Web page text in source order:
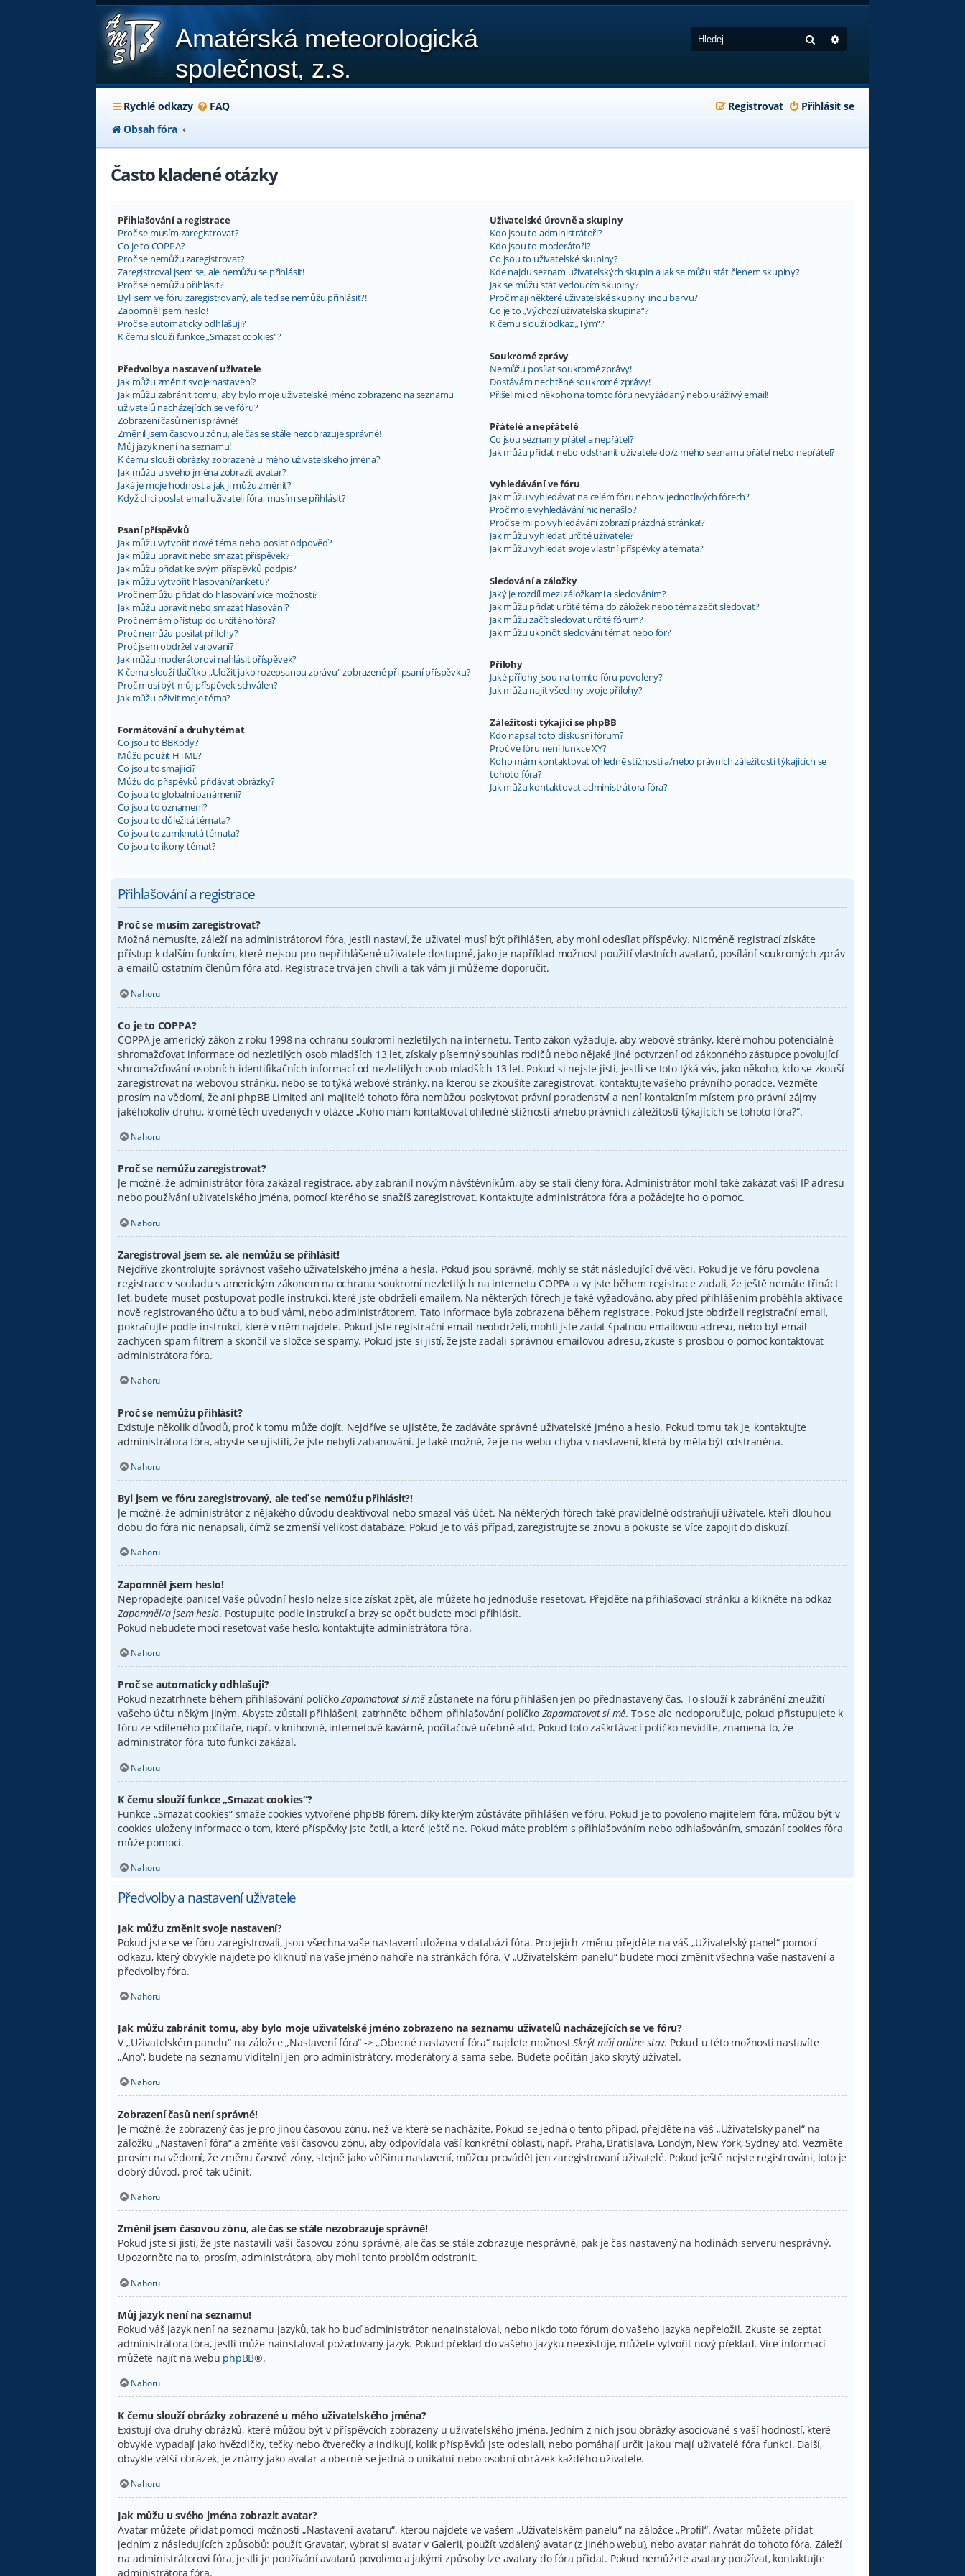
Amatérská meteorologická
společnost, z.s.
Hledat
Rychlé odkazy FAQ Přihlásit se
Registrovat
Obsah fóra
Často kladené otázky
Přihlašování a registrace
Proč se musím zaregistrovat?
Co je to COPPA?
Proč se nemůžu zaregistrovat?
Zaregistroval jsem se, ale nemůžu se přihlásit!
Proč se nemůžu přihlásit?
Byl jsem ve fóru zaregistrovaný, ale teď se nemůžu přihlásit?!
Zapomněl jsem heslo!
Proč se automaticky odhlašuji?
K čemu slouží funkce „Smazat cookies“?
Předvolby a nastavení uživatele
Jak můžu změnit svoje nastavení?
Jak můžu zabránit tomu, aby bylo moje uživatelské jméno zobrazeno na seznamu
uživatelů nacházejících se ve fóru?
Zobrazení časů není správné!
Změnil jsem časovou zónu, ale čas se stále nezobrazuje správně!
Můj jazyk není na seznamu!
K čemu slouží obrázky zobrazené u mého uživatelského jména?
Jak můžu u svého jména zobrazit avatar?
Jaká je moje hodnost a jak ji můžu změnit?
Když chci poslat email uživateli fóra, musím se přihlásit?
Psaní příspěvků
Jak můžu vytvořit nové téma nebo poslat odpověď?
Jak můžu upravit nebo smazat příspěvek?
Jak můžu přidat ke svým příspěvků podpis?
Jak můžu vytvořit hlasování/anketu?
Proč nemůžu přidat do hlasování více možností?
Jak můžu upravit nebo smazat hlasování?
Proč nemám přístup do určitého fóra?
Proč nemůžu posílat přílohy?
Proč jsem obdržel varování?
Jak můžu moderátorovi nahlásit příspěvek?
K čemu slouží tlačítko „Uložit jako rozepsanou zprávu“ zobrazené při psaní příspěvku?
Proč musí být můj příspěvek schválen?
Jak můžu oživit moje téma?
Formátování a druhy témat
Co jsou to BBKódy?
Můžu použít HTML?
Co jsou to smajlíci?
Můžu do příspěvků přidávat obrázky?
Co jsou to globální oznámení?
Co jsou to oznámení?
Co jsou to důležitá témata?
Co jsou to zamknutá témata?
Co jsou to ikony témat?
Uživatelské úrovně a skupiny
Kdo jsou to administrátoři?
Kdo jsou to moderátoři?
Co jsou to uživatelské skupiny?
Kde najdu seznam uživatelských skupin a jak se můžu stát členem skupiny?
Jak se můžu stát vedoucím skupiny?
Proč mají některé uživatelské skupiny jinou barvu?
Co je to „Výchozí uživatelská skupina“?
K čemu slouží odkaz „Tým“?
Soukromé zprávy
Nemůžu posílat soukromé zprávy!
Dostávám nechtěné soukromé zprávy!
Přišel mi od někoho na tomto fóru nevyžádaný nebo urážlivý email!
Přátelé a nepřátelé
Co jsou seznamy přátel a nepřátel?
Jak můžu přidat nebo odstranit uživatele do/z mého seznamu přátel nebo nepřátel?
Vyhledávání ve fóru
Jak můžu vyhledávat na celém fóru nebo v jednotlivých fórech?
Proč moje vyhledávání nic nenašlo?
Proč se mi po vyhledávání zobrazí prázdná stránka!?
Jak můžu vyhledat určité uživatele?
Jak můžu vyhledat svoje vlastní příspěvky a témata?
Sledování a záložky
Jaký je rozdíl mezi záložkami a sledováním?
Jak můžu přidat určité téma do záložek nebo téma začít sledovat?
Jak můžu začít sledovat určité fórum?
Jak můžu ukončit sledování témat nebo fór?
Přílohy
Jaké přílohy jsou na tomto fóru povoleny?
Jak můžu najít všechny svoje přílohy?
Záležitosti týkající se phpBB
Kdo napsal toto diskusní fórum?
Proč ve fóru není funkce XY?
Koho mám kontaktovat ohledně stížnosti a/nebo právních záležitostí týkajících se
tohoto fóra?
Jak můžu kontaktovat administrátora fóra?
Přihlašování a registrace
Proč se musím zaregistrovat?
Možná nemusíte, záleží na administrátorovi fóra, jestli nastaví, že uživatel musí být přihlášen, aby mohl odesílat příspěvky. Nicméně registrací získáte
přístup k dalším funkcím, které nejsou pro nepřihlášené uživatele dostupné, jako je například možnost použití vlastních avatarů, posílání soukromých zpráv
a emailů ostatním členům fóra atd. Registrace trvá jen chvíli a tak vám ji můžeme doporučit.
Nahoru
Co je to COPPA?
COPPA je americký zákon z roku 1998 na ochranu soukromí nezletilých na internetu. Tento zákon vyžaduje, aby webové stránky, které mohou potenciálně
shromažďovat informace od nezletilých osob mladších 13 let, získaly písemný souhlas rodičů nebo nějaké jiné potvrzení od zákonného zástupce povolující
shromažďování osobních identifikačních informací od nezletilých osob mladších 13 let. Pokud si nejste jisti, jestli se toto týká vás, jako někoho, kdo se zkouší
zaregistrovat na webovou stránku, nebo se to týká webové stránky, na kterou se zkoušíte zaregistrovat, kontaktujte vašeho právního poradce. Vezměte
prosím na vědomí, že ani phpBB Limited ani majitelé tohoto fóra nemůžou poskytovat právní poradenství a není kontaktním místem pro právní zájmy
jakéhokoliv druhu, kromě těch uvedených v otázce „Koho mám kontaktovat ohledně stížnosti a/nebo právních záležitostí týkajících se tohoto fóra?“.
Nahoru
Proč se nemůžu zaregistrovat?
Je možné, že administrátor fóra zakázal registrace, aby zabránil novým návštěvníkům, aby se stali členy fóra. Administrátor mohl také zakázat vaši IP adresu
nebo používání uživatelského jména, pomocí kterého se snažíš zaregistrovat. Kontaktujte administrátora fóra a požádejte ho o pomoc.
Nahoru
Zaregistroval jsem se, ale nemůžu se přihlásit!
Nejdříve zkontrolujte správnost vašeho uživatelského jména a hesla. Pokud jsou správné, mohly se stát následující dvě věci. Pokud je ve fóru povolena
registrace v souladu s americkým zákonem na ochranu soukromí nezletilých na internetu COPPA a vy jste během registrace zadali, že ještě nemáte třináct
let, budete muset postupovat podle instrukcí, které jste obdrželi emailem. Na některých fórech je také vyžadováno, aby před přihlášením proběhla aktivace
nově registrovaného účtu a to buď vámi, nebo administrátorem. Tato informace byla zobrazena během registrace. Pokud jste obdrželi registrační email,
pokračujte podle instrukcí, které v něm najdete. Pokud jste registrační email neobdrželi, mohli jste zadat špatnou emailovou adresu, nebo byl email
zachycen spam filtrem a skončil ve složce se spamy. Pokud jste si jistí, že jste zadali správnou emailovou adresu, zkuste s prosbou o pomoc kontaktovat
administrátora fóra.
Nahoru
Proč se nemůžu přihlásit?
Existuje několik důvodů, proč k tomu může dojít. Nejdříve se ujistěte, že zadáváte správné uživatelské jméno a heslo. Pokud tomu tak je, kontaktujte
administrátora fóra, abyste se ujistili, že jste nebyli zabanováni. Je také možné, že je na webu chyba v nastavení, která by měla být odstraněna.
Nahoru
Byl jsem ve fóru zaregistrovaný, ale teď se nemůžu přihlásit?!
Je možné, že administrátor z nějakého důvodu deaktivoval nebo smazal váš účet. Na některých fórech také pravidelně odstraňují uživatele, kteří dlouhou
dobu do fóra nic nenapsali, čímž se zmenší velikost databáze. Pokud je to váš případ, zaregistrujte se znovu a pokuste se více zapojit do diskuzí.
Nahoru
Zapomněl jsem heslo!
Nepropadejte panice! Vaše původní heslo nelze sice získat zpět, ale můžete ho jednoduše resetovat. Přejděte na přihlašovací stránku a klikněte na odkaz
Zapomněl/a jsem heslo. Postupujte podle instrukcí a brzy se opět budete moci přihlásit.
Pokud nebudete moci resetovat vaše heslo, kontaktujte administrátora fóra.
Nahoru
Proč se automaticky odhlašuji?
Pokud nezatrhnete během přihlašování políčkoZapamatovat si mě zůstanete na fóru přihlášen jen po přednastavený čas. To slouží k zabránění zneužití
vašeho účtu někým jiným. Abyste zůstali přihlášeni, zatrhněte během přihlašování políčko Zapamatovat si mě. To se ale nedoporučuje, pokud přistupujete k
fóru ze sdíleného počítače, např. v knihovně, internetové kavárně, počítačové učebně atd. Pokud toto zaškrtávací políčko nevidíte, znamená to, že
administrátor fóra tuto funkci zakázal.
Nahoru
K čemu slouží funkce „Smazat cookies“?
Funkce „Smazat cookies“ smaže cookies vytvořené phpBB fórem, díky kterým zůstáváte přihlášen ve fóru. Pokud je to povoleno majitelem fóra, můžou být v
cookies uloženy informace o tom, které příspěvky jste četli, a které ještě ne. Pokud máte problém s přihlašováním nebo odhlašováním, smazání cookies fóra
může pomoci.
Nahoru
Předvolby a nastavení uživatele
Jak můžu změnit svoje nastavení?
Pokud jste se ve fóru zaregistrovali, jsou všechna vaše nastavení uložena v databázi fóra. Pro jejich změnu přejděte na váš „Uživatelský panel“ pomocí
odkazu, který obvykle najdete po kliknutí na vaše jméno nahoře na stránkách fóra. V „Uživatelském panelu“ budete moci změnit všechna vaše nastavení a
předvolby fóra.
Nahoru
Jak můžu zabránit tomu, aby bylo moje uživatelské jméno zobrazeno na seznamu uživatelů nacházejících se ve fóru?
V „Uživatelském panelu“ na záložce „Nastavení fóra“ -> „Obecné nastavení fóra“ najdete možnostSkrýt můj online stav. Pokud u této možnosti nastavíte
„Ano“, budete na seznamu viditelní jen pro administrátory, moderátory a sama sebe. Budete počítán jako skrytý uživatel.
Nahoru
Zobrazení časů není správné!
Je možné, že zobrazený čas je pro jinou časovou zónu, než ve které se nacházíte. Pokud se jedná o tento případ, přejděte na váš „Uživatelský panel“ na
záložku „Nastavení fóra“ a změňte vaši časovou zónu, aby odpovídala vaší konkrétní oblasti, např. Praha, Bratislava, Londýn, New York, Sydney atd. Vezměte
prosím na vědomí, že změnu časové zóny, stejně jako většinu nastavení, můžou provádět jen zaregistrovaní uživatelé. Pokud ještě nejste registrováni, toto je
dobrý důvod, proč tak učinit.
Nahoru
Změnil jsem časovou zónu, ale čas se stále nezobrazuje správně!
Pokud jste si jisti, že jste nastavili vaši časovou zónu správně, ale čas se stále zobrazuje nesprávně, pak je čas nastavený na hodinách serveru nesprávný.
Upozorněte na to, prosím, administrátora, aby mohl tento problém odstranit.
Nahoru
Můj jazyk není na seznamu!
Pokud váš jazyk není na seznamu jazyků, tak ho buď administrátor nenainstaloval, nebo nikdo toto fórum do vašeho jazyka nepřeložil. Zkuste se zeptat
administrátora fóra, jestli může nainstalovat požadovaný jazyk. Pokud překlad do vašeho jazyku neexistuje, můžete vytvořit nový překlad. Více informací
můžete najít na webu phpBB®.
Nahoru
K čemu slouží obrázky zobrazené u mého uživatelského jména?
Existují dva druhy obrázků, které můžou být v příspěvcích zobrazeny u uživatelského jména. Jedním z nich jsou obrázky asociované s vaší hodností, které
obvykle vypadají jako hvězdičky, tečky nebo čtverečky a indikují, kolik příspěvků jste odeslali, nebo pomáhají určit jakou mají uživatelé fóra funkci. Další,
obvykle větší obrázek, je známý jako avatar a obecně se jedná o unikátní nebo osobní obrázek každého uživatele.
Nahoru
Jak můžu u svého jména zobrazit avatar?
Avatar můžete přidat pomocí možnosti „Nastavení avataru“, kterou najdete ve vašem „Uživatelském panelu“ na záložce „Profil“. Avatar můžete přidat
jedním z následujících způsobů: použít Gravatar, vybrat si avatar v Galerii, použít vzdálený avatar (z jiného webu), nebo avatar nahrát do tohoto fóra. Záleží
na administrátorovi fóra, jestli je používání avatarů povoleno a jakými způsoby lze avatary do fóra přidat. Pokud nemůžete avatary používat, kontaktujte
administrátora fóra.